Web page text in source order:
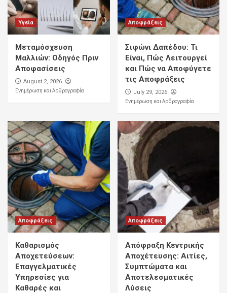
Υγεία
Μεταμόσχευση
Μαλλιών: Οδηγός Πριν
Αποφασίσεις
August 2, 2026
Ενημέρωση και Αρθρογραφία
Αποφράξεις
Σιφώνι Δαπέδου: Τι
Είναι, Πώς Λειτουργεί
και Πώς να Αποφύγετε
τις Αποφράξεις
July 29, 2026
Ενημέρωση και Αρθρογραφία
Αποφράξεις
Καθαρισμός
Αποχετεύσεων:
Επαγγελματικές
Υπηρεσίες για
Καθαρές και
Αποφράξεις
Απόφραξη Κεντρικής
Αποχέτευσης: Αιτίες,
Συμπτώματα και
Αποτελεσματικές
Λύσεις